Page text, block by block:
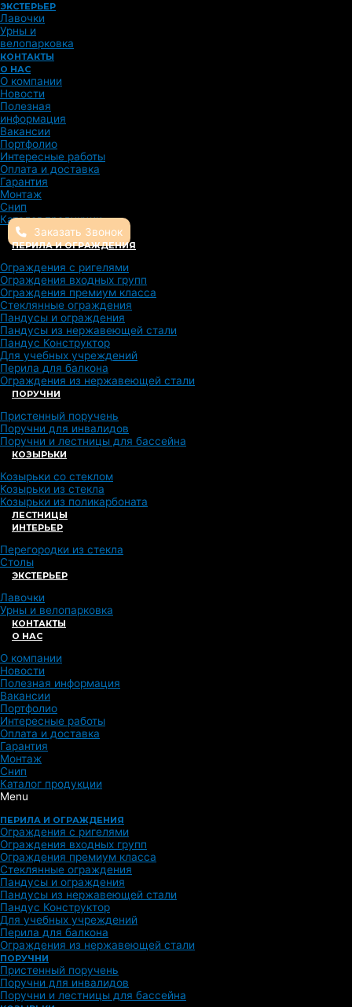
ЭКСТЕРЬЕР
Лавочки
Урны и
велопарковка
КОНТАКТЫ
О НАС
О компании
Новости
Полезная
информация
Вакансии
Портфолио
Интересные работы
Оплата и доставка
Гарантия
Монтаж
Снип
Каталог продукции
Заказать Звонок
ПЕРИЛА И ОГРАЖДЕНИЯ
Ограждения с ригелями
Ограждения входных групп
Ограждения премиум класса
Стеклянные ограждения
Пандусы и ограждения
Пандусы из нержавеющей стали
Пандус Конструктор
Для учебных учреждений
Перила для балкона
Ограждения из нержавеющей стали
ПОРУЧНИ
Пристенный поручень
Поручни для инвалидов
Поручни и лестницы для бассейна
КОЗЫРЬКИ
Козырьки со стеклом
Козырьки из стекла
Козырьки из поликарбоната
ЛЕСТНИЦЫ
ИНТЕРЬЕР
Перегородки из стекла
Столы
ЭКСТЕРЬЕР
Лавочки
Урны и велопарковка
КОНТАКТЫ
О НАС
О компании
Новости
Полезная информация
Вакансии
Портфолио
Интересные работы
Оплата и доставка
Гарантия
Монтаж
Снип
Каталог продукции
Menu
ПЕРИЛА И ОГРАЖДЕНИЯ
Ограждения с ригелями
Ограждения входных групп
Ограждения премиум класса
Стеклянные ограждения
Пандусы и ограждения
Пандусы из нержавеющей стали
Пандус Конструктор
Для учебных учреждений
Перила для балкона
Ограждения из нержавеющей стали
ПОРУЧНИ
Пристенный поручень
Поручни для инвалидов
Поручни и лестницы для бассейна